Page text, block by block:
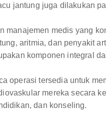
jantung juga dilakukan
manajemen medis yang
aritmia, dan penyakit
komponen integral
operasi tersedia untuk
mereka secara
dan konseling.